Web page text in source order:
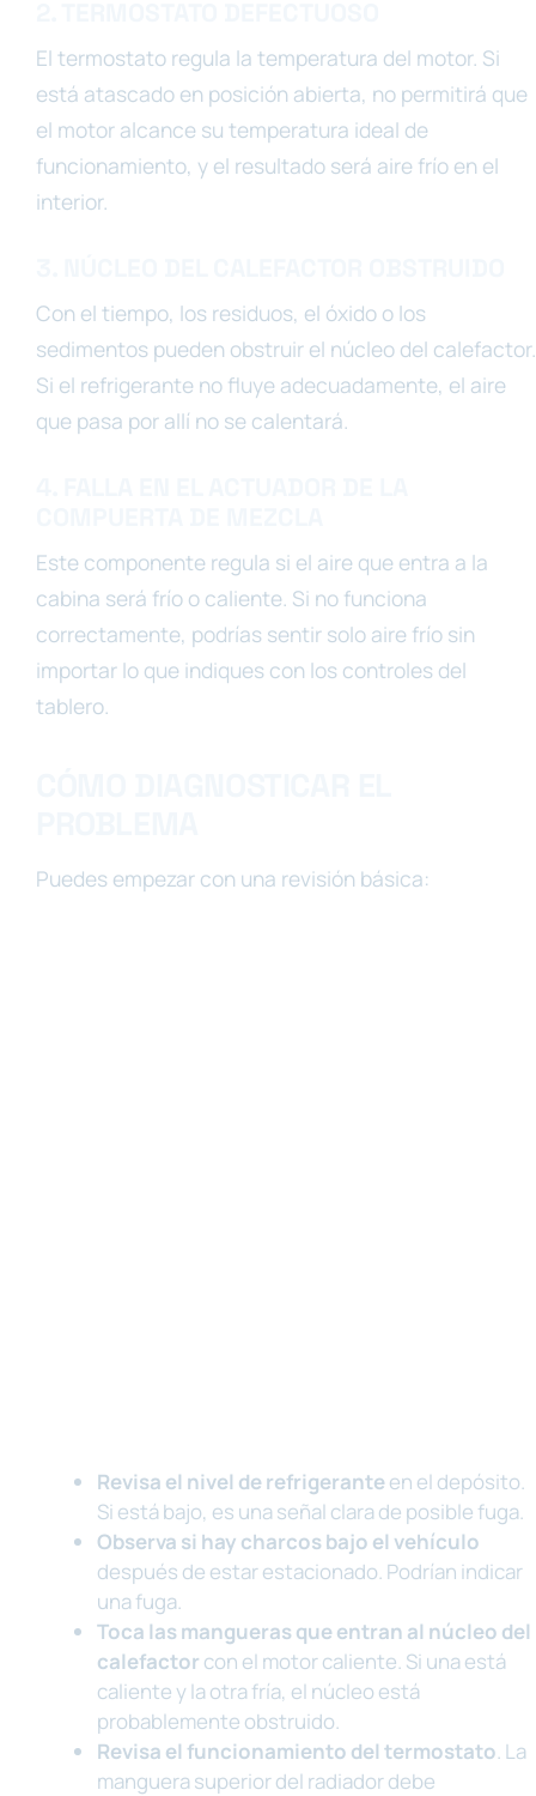
El termostato regula la temperatura del motor. Si
está atascado en posición abierta, no permitirá que
el motor alcance su temperatura ideal de
funcionamiento, y el resultado será aire frío en el
interior.
Con el tiempo, los residuos, el óxido o los
sedimentos pueden obstruir el núcleo del calefactor.
Si el refrigerante no fluye adecuadamente, el aire
que pasa por allí no se calentará.
Este componente regula si el aire que entra a la
cabina será frío o caliente. Si no funciona
correctamente, podrías sentir solo aire frío sin
importar lo que indiques con los controles del
tablero.
Puedes empezar con una revisión básica:
Revisa el nivel de refrigeranteen el depósito.
Si está bajo, es una señal clara de posible fuga.
Observa si hay charcos bajo el vehículo
después de estar estacionado. Podrían indicar
una fuga.
Toca las mangueras que entran al núcleo del
calefactor con el motor caliente. Si una está
caliente y la otra fría, el núcleo está
probablemente obstruido.
Revisa el funcionamiento del termostato. La
manguera superior del radiador debe